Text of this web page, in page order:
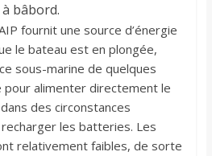
à bâbord.
fournit une source d’énergie
le bateau est en plongée,
sous-marine de quelques
pour alimenter directement le
des circonstances
les batteries. Les
relativement faibles, de sorte